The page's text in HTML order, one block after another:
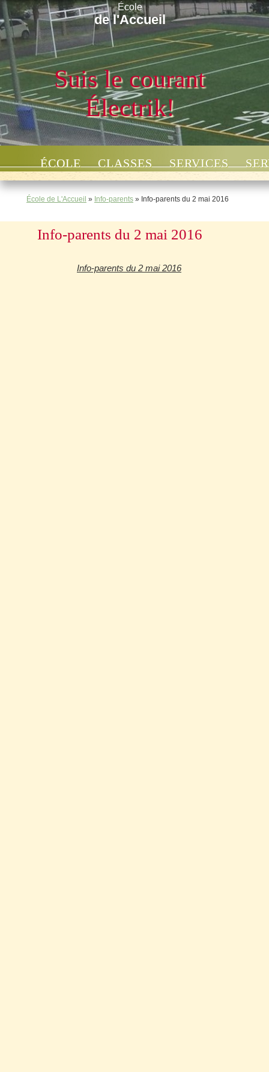
École
de l'Accueil
Suis le courant
Électrik!
ÉCOLE CLASSES SERVICES
École de L'Accueil » Info-parents » Info-parents du 2 mai 2016
Info-parents du 2 mai 2016
Info-parents du 2 mai 2016